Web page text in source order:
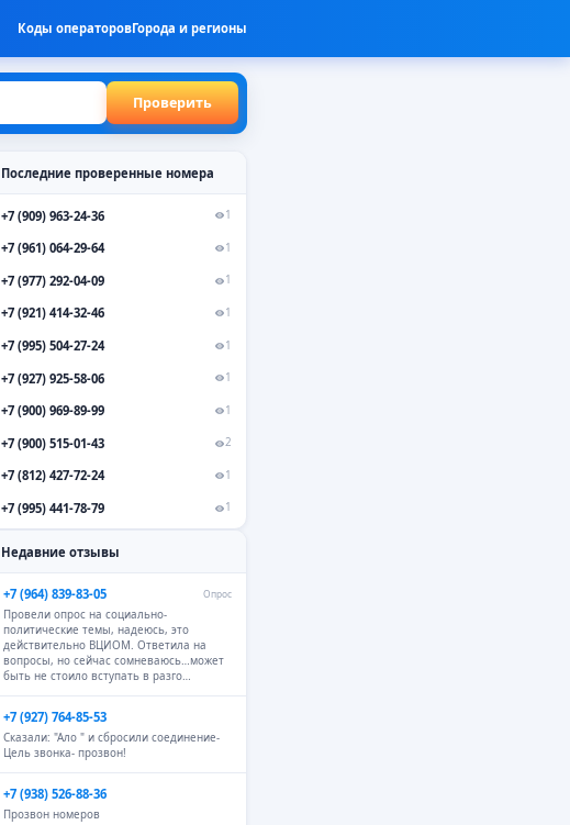
Коды операторовГорода и регионы
Проверить
Последние проверенные номера
+7 (909) 963-24-36 1
+7 (961) 064-29-64 1
+7 (977) 292-04-09 1
+7 (921) 414-32-46 1
+7 (995) 504-27-24 1
+7 (927) 925-58-06 1
+7 (900) 969-89-99 1
+7 (900) 515-01-43 2
+7 (812) 427-72-24 1
+7 (995) 441-78-79 1
Недавние отзывы
+7 (964) 839-83-05 Опрос
Провели опрос на социально-
политические темы, надеюсь, это
действительно ВЦИОМ. Ответила на
вопросы, но сейчас сомневаюсь…может
быть не стоило вступать в разго…
+7 (927) 764-85-53
Сказали: "Ало " и сбросили соединение-
Цель звонка- прозвон!
+7 (938) 526-88-36
Прозвон номеров